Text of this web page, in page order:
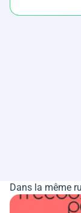
Dans la même